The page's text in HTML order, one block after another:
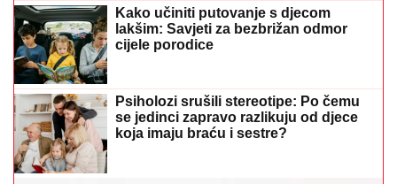
Kako učiniti putovanje s djecom
lakšim: Savjeti za bezbrižan odmor
cijele porodice
Psiholozi srušili stereotipe: Po čemu
se jedinci zapravo razlikuju od djece
koja imaju braću i sestre?